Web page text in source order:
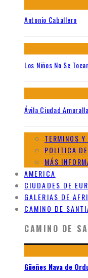
Antonio Caballero
Los Niños No Se
Ávila Ciudad
TERMINOS
POLITICA
MÁS
AMERICA
CIUDADES DE
GALERIAS DE
CAMINO DE
CAMINO DE
Güeñes Nava de